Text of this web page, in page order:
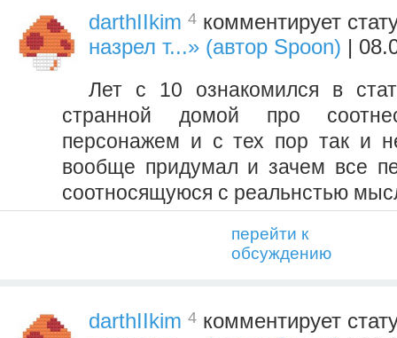
darthIIkim 4 комментирует
назрел т...» (автор Spoon) |
Лет с 10 ознакомился в
странной домой про
персонажем и с тех пор так и
вообще придумал и зачем все
соотносящуюся с реальнстью
перейти к
обсуждению
darthIIkim 4 комментирует